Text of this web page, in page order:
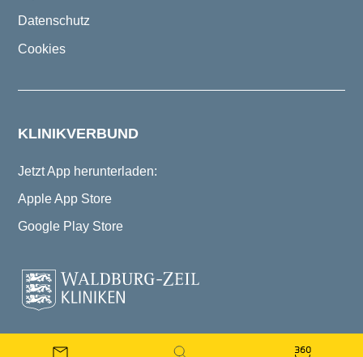
Datenschutz
Cookies
KLINIKVERBUND
Jetzt App herunterladen:
Apple App Store
Google Play Store